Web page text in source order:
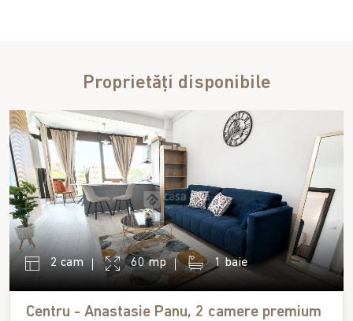
Proprietăți disponibile
2 cam 60 mp 1 baie
Centru - Anastasie Panu, 2 camere premium